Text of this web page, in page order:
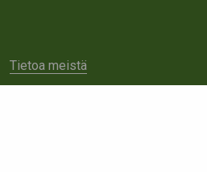
Tietoa meistä